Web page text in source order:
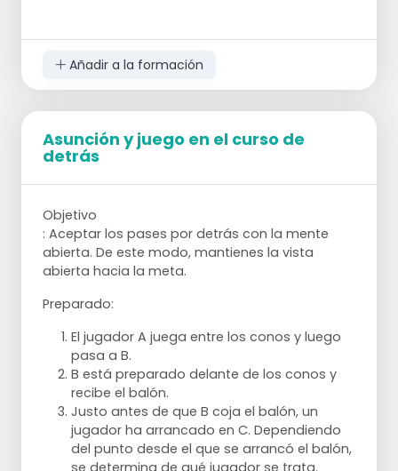
golpe franco y 1 punto cuando consiguen
jugar el balón sobre la línea de banda.
Variaciones:
Ajusta el tamaño de los equipos según el
Añadir a la formación
Asunción y juego en el curso de
detrás
Objetivo
: Aceptar los pases por detrás con la mente
abierta. De este modo, mantienes la vista
abierta hacia la meta.
Preparado:
El jugador A juega entre los conos y luego
pasa a B.
B está preparado delante de los conos y
recibe el balón.
Justo antes de que B coja el balón, un
jugador ha arrancado en C. Dependiendo
del punto desde el que se arrancó el balón,